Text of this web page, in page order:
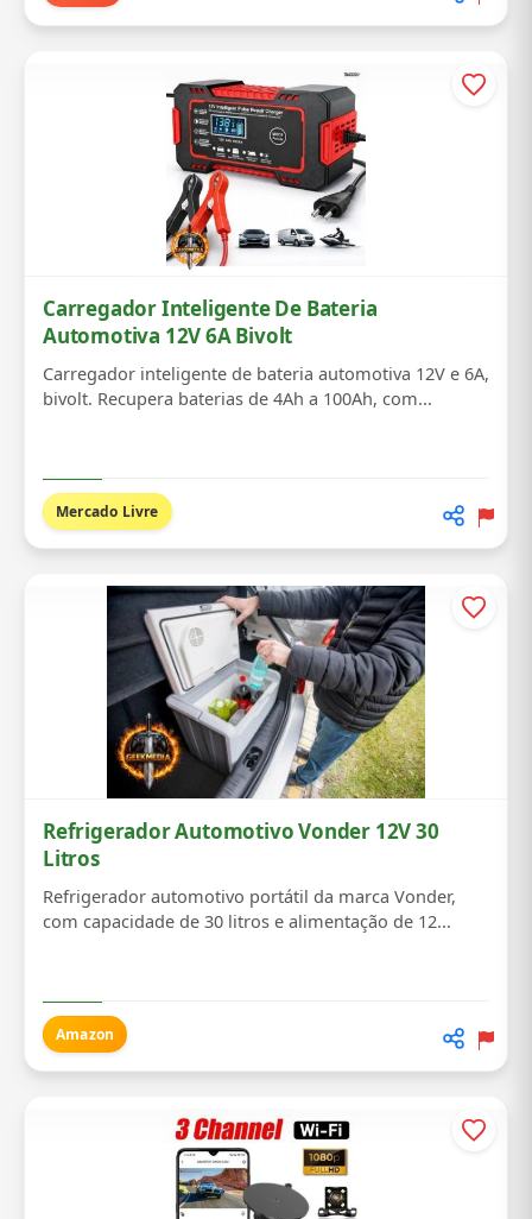
Carregador Inteligente De Bateria
Automotiva 12V 6A Bivolt
Carregador inteligente de bateria automotiva 12V e 6A,
bivolt. Recupera baterias de 4Ah a 100Ah, com...
Mercado Livre
Refrigerador Automotivo Vonder 12V 30
Litros
Refrigerador automotivo portátil da marca Vonder,
com capacidade de 30 litros e alimentação de 12...
Amazon